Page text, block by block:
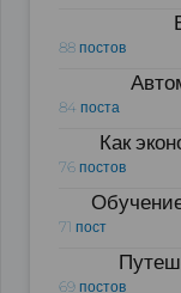
88 постов
84 поста
Как
76 постов
71 пост
69 постов